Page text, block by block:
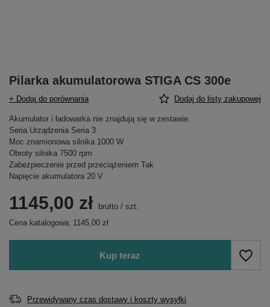
Pilarka akumulatorowa STIGA CS 300e
+ Dodaj do porównania Dodaj do listy zakupowej
Akumulator i ładowarka nie znajdują się w zestawie.
Seria Urządzenia Seria 3
Moc znamionowa silnika 1000 W
Obroty silnika 7500 rpm
Zabezpieczenie przed przeciążeniem Tak
Napięcie akumulatora 20 V
1145,00 zł brutto / szt.
Cena katalogowa: 1145,00 zł
Kup teraz
Przewidywany czas dostawy i koszty wysyłki